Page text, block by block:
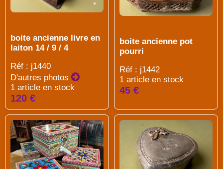
boite ancienne livre en
laiton 14 / 9 / 4
Réf : j1440
D'autres photos
1 article en stock
120 €
boite ancienne pot
pourri
Réf : j1442
1 article en stock
45 €